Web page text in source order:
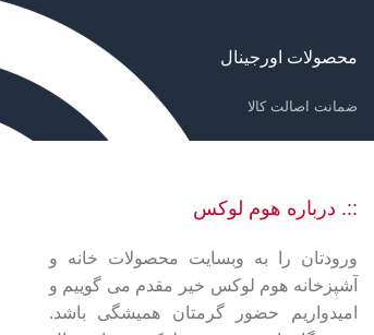
محصولات اورجینال
ضمانت اصالت کالا
::. درباره هوم لوکس
ورودتان را به وبسایت محصولات خانه و
آشپزخانه هوم لوکس خیر مقدم می گوییم و
امیدواریم حضور گرمتان همیشگی باشد.